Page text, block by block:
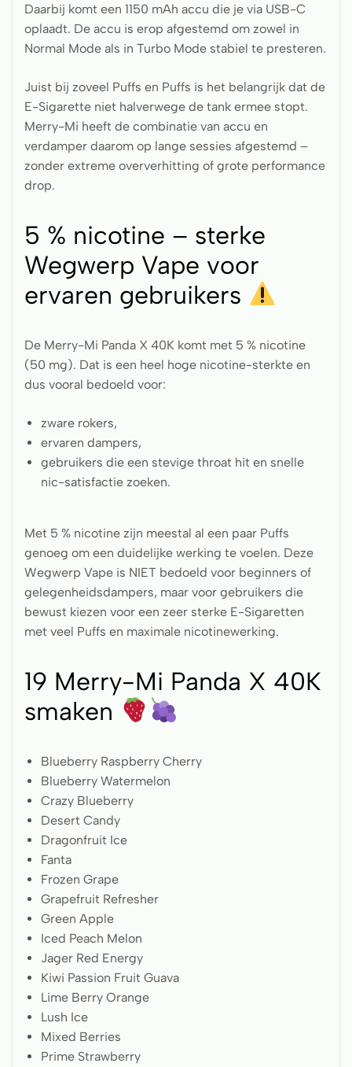
Daarbij komt een 1150 mAh accu die je via USB-C
oplaadt. De accu is erop afgestemd om zowel in
Normal Mode als in Turbo Mode stabiel te presteren.
Juist bij zoveel Puffs en Puffs is het belangrijk dat de
E-Sigarette niet halverwege de tank ermee stopt.
Merry-Mi heeft de combinatie van accu en
verdamper daarom op lange sessies afgestemd –
zonder extreme oververhitting of grote performance
drop.
5 % nicotine – sterke
Wegwerp Vape voor
ervaren gebruikers
De Merry-Mi Panda X 40K komt met 5 % nicotine
(50 mg). Dat is een heel hoge nicotine-sterkte en
dus vooral bedoeld voor:
zware rokers,
ervaren dampers,
gebruikers die een stevige throat hit en snelle
nic-satisfactie zoeken.
Met 5 % nicotine zijn meestal al een paar Puffs
genoeg om een duidelijke werking te voelen. Deze
Wegwerp Vape is NIET bedoeld voor beginners of
gelegenheidsdampers, maar voor gebruikers die
bewust kiezen voor een zeer sterke E-Sigaretten
met veel Puffs en maximale nicotinewerking.
19 Merry-Mi Panda X 40K
smaken
Blueberry Raspberry Cherry
Blueberry Watermelon
Crazy Blueberry
Desert Candy
Dragonfruit Ice
Fanta
Frozen Grape
Grapefruit Refresher
Green Apple
Iced Peach Melon
Jager Red Energy
Kiwi Passion Fruit Guava
Lime Berry Orange
Lush Ice
Mixed Berries
Prime Strawberry